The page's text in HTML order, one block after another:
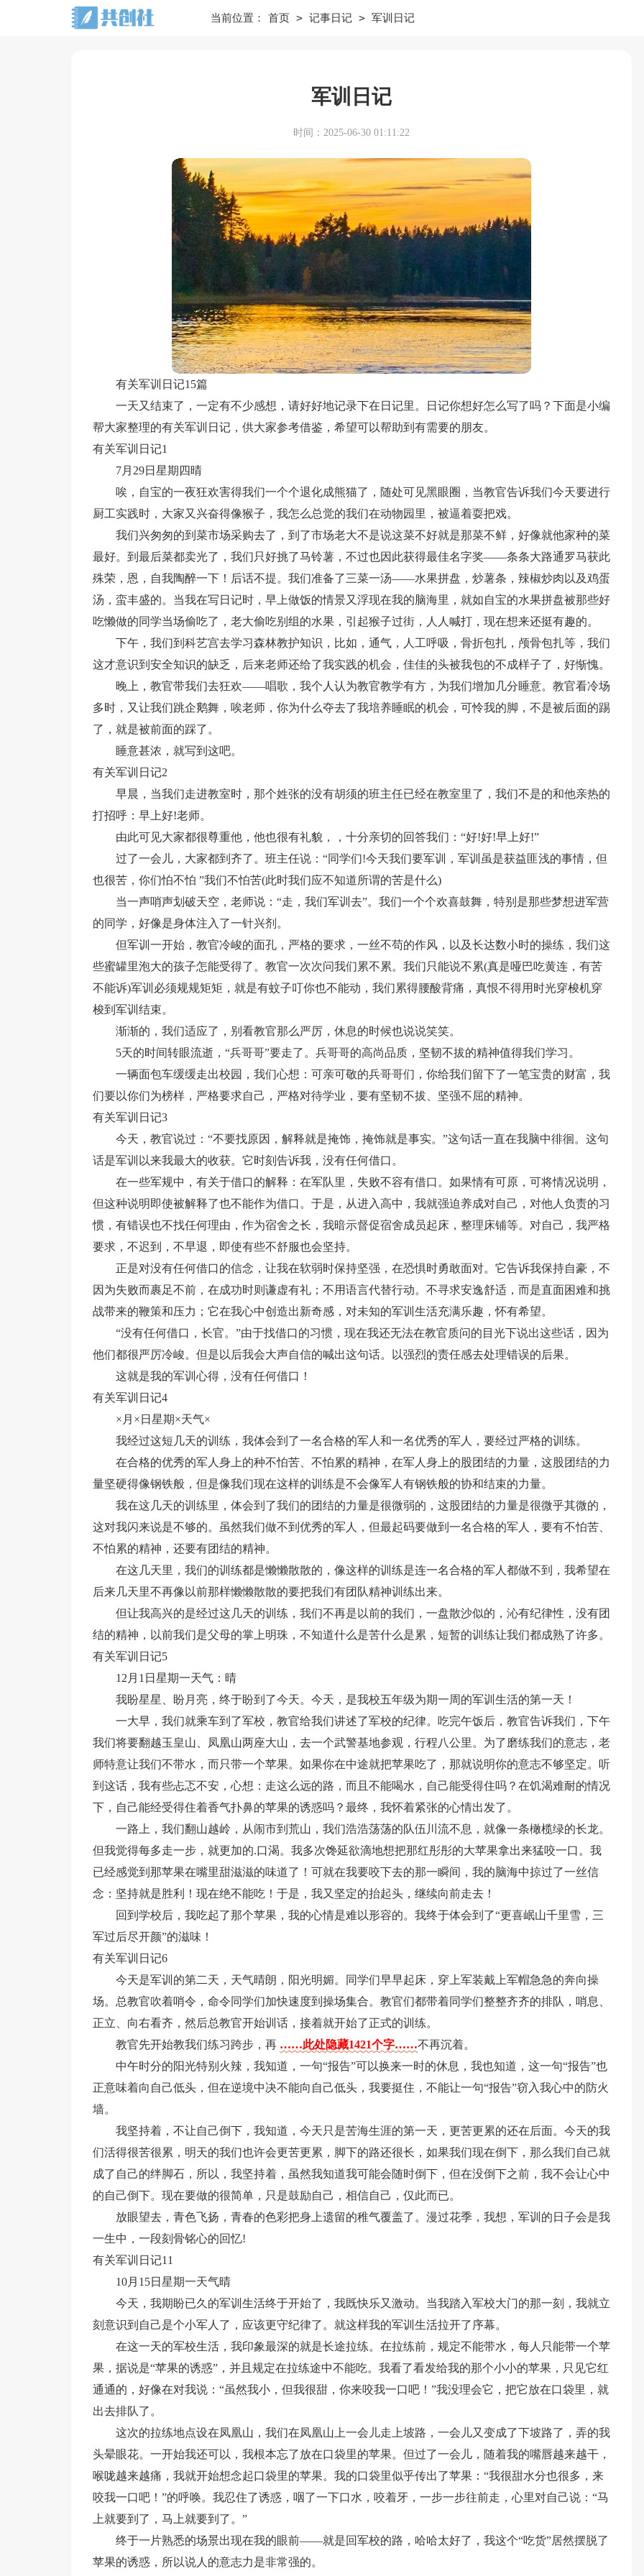
当前位置： 首页 > 记事日记 > 军训日记
军训日记
时间：2025-06-30 01:11:22
有关军训日记15篇
一天又结束了，一定有不少感想，请好好地记录下在日记里。日记你想好怎么写了吗？下面是小编
帮大家整理的有关军训日记，供大家参考借鉴，希望可以帮助到有需要的朋友。
有关军训日记1
7月29日星期四晴
唉，自宝的一夜狂欢害得我们一个个退化成熊猫了，随处可见黑眼圈，当教官告诉我们今天要进行
厨工实践时，大家又兴奋得像猴子，我怎么总觉的我们在动物园里，被逼着耍把戏。
我们兴匆匆的到菜市场采购去了，到了市场老大不是说这菜不好就是那菜不鲜，好像就他家种的菜
最好。到最后菜都卖光了，我们只好挑了马铃薯，不过也因此获得最佳名字奖――条条大路通罗马获此
殊荣，恩，自我陶醉一下！后话不提。我们准备了三菜一汤――水果拼盘，炒薯条，辣椒炒肉以及鸡蛋
汤，蛮丰盛的。当我在写日记时，早上做饭的情景又浮现在我的脑海里，就如自宝的水果拼盘被那些好
吃懒做的同学当场偷吃了，老大偷吃别组的水果，引起猴子过街，人人喊打，现在想来还挺有趣的。
下午，我们到科艺宫去学习森林教护知识，比如，通气，人工呼吸，骨折包扎，颅骨包扎等，我们
这才意识到安全知识的缺乏，后来老师还给了我实践的机会，佳佳的头被我包的不成样子了，好惭愧。
晚上，教官带我们去狂欢――唱歌，我个人认为教官教学有方，为我们增加几分睡意。教官看冷场
多时，又让我们跳企鹅舞，唉老师，你为什么夺去了我培养睡眠的机会，可怜我的脚，不是被后面的踢
了，就是被前面的踩了。
睡意甚浓，就写到这吧。
有关军训日记2
早晨，当我们走进教室时，那个姓张的没有胡须的班主任已经在教室里了，我们不是的和他亲热的
打招呼：早上好!老师。
由此可见大家都很尊重他，他也很有礼貌，，十分亲切的回答我们：“好!好!早上好!”
过了一会儿，大家都到齐了。班主任说：“同学们!今天我们要军训，军训虽是获益匪浅的事情，但
也很苦，你们怕不怕 ”我们不怕苦(此时我们应不知道所谓的苦是什么)
当一声哨声划破天空，老师说：“走，我们军训去”。我们一个个欢喜鼓舞，特别是那些梦想进军营
的同学，好像是身体注入了一针兴剂。
但军训一开始，教官冷峻的面孔，严格的要求，一丝不苟的作风，以及长达数小时的操练，我们这
些蜜罐里泡大的孩子怎能受得了。教官一次次问我们累不累。我们只能说不累(真是哑巴吃黄连，有苦
不能诉)军训必须规规矩矩，就是有蚊子叮你也不能动，我们累得腰酸背痛，真恨不得用时光穿梭机穿
梭到军训结束。
渐渐的，我们适应了，别看教官那么严厉，休息的时候也说说笑笑。
5天的时间转眼流逝，“兵哥哥”要走了。兵哥哥的高尚品质，坚韧不拔的精神值得我们学习。
一辆面包车缓缓走出校园，我们心想：可亲可敬的兵哥哥们，你给我们留下了一笔宝贵的财富，我
们要以你们为榜样，严格要求自己，严格对待学业，要有坚韧不拔、坚强不屈的精神。
有关军训日记3
今天，教官说过：“不要找原因，解释就是掩饰，掩饰就是事实。”这句话一直在我脑中徘徊。这句
话是军训以来我最大的收获。它时刻告诉我，没有任何借口。
在一些军规中，有关于借口的解释：在军队里，失败不容有借口。如果情有可原，可将情况说明，
但这种说明即使被解释了也不能作为借口。于是，从进入高中，我就强迫养成对自己，对他人负责的习
惯，有错误也不找任何理由，作为宿舍之长，我暗示督促宿舍成员起床，整理床铺等。对自己，我严格
要求，不迟到，不早退，即使有些不舒服也会坚持。
正是对没有任何借口的信念，让我在软弱时保持坚强，在恐惧时勇敢面对。它告诉我保持自豪，不
因为失败而裹足不前，在成功时则谦虚有礼；不用语言代替行动。不寻求安逸舒适，而是直面困难和挑
战带来的鞭策和压力；它在我心中创造出新奇感，对未知的军训生活充满乐趣，怀有希望。
“没有任何借口，长官。”由于找借口的习惯，现在我还无法在教官质问的目光下说出这些话，因为
他们都很严厉冷峻。但是以后我会大声自信的喊出这句话。以强烈的责任感去处理错误的后果。
这就是我的军训心得，没有任何借口！
有关军训日记4
×月×日星期×天气×
我经过这短几天的训练，我体会到了一名合格的军人和一名优秀的军人，要经过严格的训练。
在合格的优秀的军人身上的种不怕苦、不怕累的精神，在军人身上的股团结的力量，这股团结的力
量坚硬得像钢铁般，但是像我们现在这样的训练是不会像军人有钢铁般的协和结束的力量。
我在这几天的训练里，体会到了我们的团结的力量是很微弱的，这股团结的力量是很微乎其微的，
这对我闪来说是不够的。虽然我们做不到优秀的军人，但最起码要做到一名合格的军人，要有不怕苦、
不怕累的精神，还要有团结的精神。
在这几天里，我们的训练都是懒懒散散的，像这样的训练是连一名合格的军人都做不到，我希望在
后来几天里不再像以前那样懒懒散散的要把我们有团队精神训练出来。
但让我高兴的是经过这几天的训练，我们不再是以前的我们，一盘散沙似的，沁有纪律性，没有团
结的精神，以前我们是父母的掌上明珠，不知道什么是苦什么是累，短暂的训练让我们都成熟了许多。
有关军训日记5
12月1日星期一天气：晴
我盼星星、盼月亮，终于盼到了今天。今天，是我校五年级为期一周的军训生活的第一天！
一大早，我们就乘车到了军校，教官给我们讲述了军校的纪律。吃完午饭后，教官告诉我们，下午
我们将要翻越玉皇山、凤凰山两座大山，去一个武警基地参观，行程八公里。为了磨练我们的意志，老
师特意让我们不带水，而只带一个苹果。如果你在中途就把苹果吃了，那就说明你的意志不够坚定。听
到这话，我有些忐忑不安，心想：走这么远的路，而且不能喝水，自己能受得住吗？在饥渴难耐的情况
下，自己能经受得住着香气扑鼻的苹果的诱惑吗？最终，我怀着紧张的心情出发了。
一路上，我们翻山越岭，从闹市到荒山，我们浩浩荡荡的队伍川流不息，就像一条橄榄绿的长龙。
但我觉得每多走一步，就更加的.口渴。我多次馋延欲滴地想把那红彤彤的大苹果拿出来猛咬一口。我
已经感觉到那苹果在嘴里甜滋滋的味道了！可就在我要咬下去的那一瞬间，我的脑海中掠过了一丝信
念：坚持就是胜利！现在绝不能吃！于是，我又坚定的抬起头，继续向前走去！
回到学校后，我吃起了那个苹果，我的心情是难以形容的。我终于体会到了“更喜岷山千里雪，三
军过后尽开颜”的滋味！
有关军训日记6
今天是军训的第二天，天气晴朗，阳光明媚。同学们早早起床，穿上军装戴上军帽急急的奔向操
场。总教官吹着哨令，命令同学们加快速度到操场集合。教官们都带着同学们整整齐齐的排队，哨息、
正立、向右看齐，然后总教官开始训话，接着就开始了正式的训练。
教官先开始教我们练习跨步，再 ……此处隐藏1421个字……不再沉着。
中午时分的阳光特别火辣，我知道，一句“报告”可以换来一时的休息，我也知道，这一句“报告”也
正意味着向自己低头，但在逆境中决不能向自己低头，我要挺住，不能让一句“报告”窃入我心中的防火
墙。
我坚持着，不让自己倒下，我知道，今天只是苦海生涯的第一天，更苦更累的还在后面。今天的我
们活得很苦很累，明天的我们也许会更苦更累，脚下的路还很长，如果我们现在倒下，那么我们自己就
成了自己的绊脚石，所以，我坚持着，虽然我知道我可能会随时倒下，但在没倒下之前，我不会让心中
的自己倒下。现在要做的很简单，只是鼓励自己，相信自己，仅此而已。
放眼望去，青色飞扬，青春的色彩把身上遗留的稚气覆盖了。漫过花季，我想，军训的日子会是我
一生中，一段刻骨铭心的回忆!
有关军训日记11
10月15日星期一天气晴
今天，我期盼已久的军训生活终于开始了，我既快乐又激动。当我踏入军校大门的那一刻，我就立
刻意识到自己是个小军人了，应该更守纪律了。就这样我的军训生活拉开了序幕。
在这一天的军校生活，我印象最深的就是长途拉练。在拉练前，规定不能带水，每人只能带一个苹
果，据说是“苹果的诱惑”，并且规定在拉练途中不能吃。我看了看发给我的那个小小的苹果，只见它红
通通的，好像在对我说：“虽然我小，但我很甜，你来咬我一口吧！”我没理会它，把它放在口袋里，就
出去排队了。
这次的拉练地点设在凤凰山，我们在凤凰山上一会儿走上坡路，一会儿又变成了下坡路了，弄的我
头晕眼花。一开始我还可以，我根本忘了放在口袋里的苹果。但过了一会儿，随着我的嘴唇越来越干，
喉咙越来越痛，我就开始想念起口袋里的苹果。我的口袋里似乎传出了苹果：“我很甜水分也很多，来
咬我一口吧！”的呼唤。我忍住了诱惑，咽了一下口水，咬着牙，一步一步往前走，心里对自己说：“马
上就要到了，马上就要到了。”
终于一片熟悉的场景出现在我的眼前——就是回军校的路，哈哈太好了，我这个“吃货”居然摆脱了
苹果的诱惑，所以说人的意志力是非常强的。